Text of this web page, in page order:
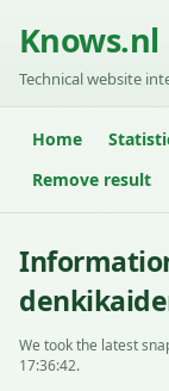
Knows.nl
Technical website
Home
Remove result
We took the latest
17:36:42.